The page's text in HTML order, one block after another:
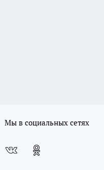
Мы в социальных сетях